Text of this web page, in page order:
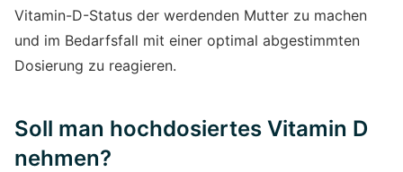
Vitamin-D-Status der werdenden Mutter zu machen
und im Bedarfsfall mit einer optimal abgestimmten
Dosierung zu reagieren.
Soll man hochdosiertes Vitamin D
nehmen?